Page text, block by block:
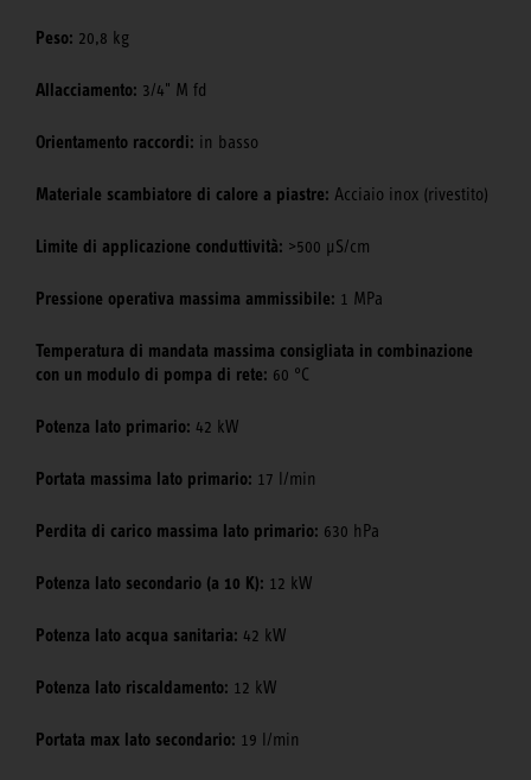
Peso: 20,8 kg
Allacciamento: 3/4" M fd
Orientamento raccordi: in basso
Materiale scambiatore di calore a piastre: Acciaio inox (rivestito)
Limite di applicazione conduttività: >500 μS/cm
Pressione operativa massima ammissibile: 1 MPa
Temperatura di mandata massima consigliata in combinazione
con un modulo di pompa di rete: 60 °C
Potenza lato primario: 42 kW
Portata massima lato primario: 17 l/min
Perdita di carico massima lato primario: 630 hPa
Potenza lato secondario (a 10 K): 12 kW
Potenza lato acqua sanitaria: 42 kW
Potenza lato riscaldamento: 12 kW
Portata max lato secondario: 19 l/min